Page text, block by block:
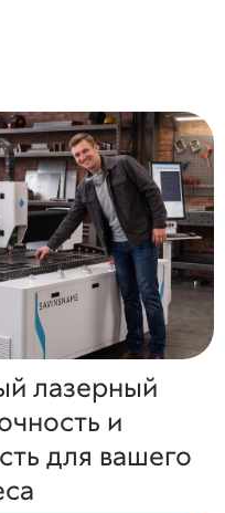
лазерный
и
для вашего